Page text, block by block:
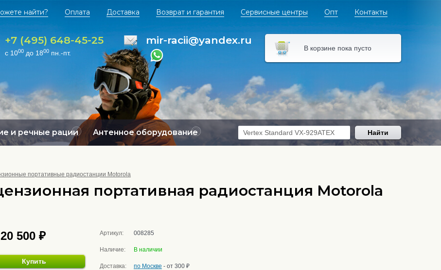
найти? Оплата Доставка Возврат и гарантия Сервисные центры Опт Контакты
+7 (495) 648-45-25
с 1000 до 1800 пн.-пт.
mir-racii@yandex.ru
В корзине пока пусто
и речные рации Антенное оборудование Найти
портативные радиостанции Motorola
портативная радиостанция Motorola
20 500 ₽
Купить
Артикул: 008285
Наличие: В наличии
Доставка: по Москве - от 300 ₽